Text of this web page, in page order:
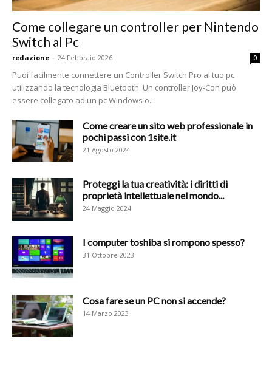
Come collegare un controller per Nintendo
Switch al Pc
redazione - 24 Febbraio 2026 0
Puoi facilmente connettere un Controller Switch Pro al tuo pc
utilizzando la tecnologia Bluetooth. Un controller Joy-Con può
essere collegato ad un pc Windows o...
Come creare un sito web professionale in
pochi passi con 1site.it
21 Agosto 2024
Proteggi la tua creatività: i diritti di
proprietà intellettuale nel mondo...
24 Maggio 2024
I computer toshiba si rompono spesso?
31 Ottobre 2023
Cosa fare se un PC non si accende?
14 Marzo 2023